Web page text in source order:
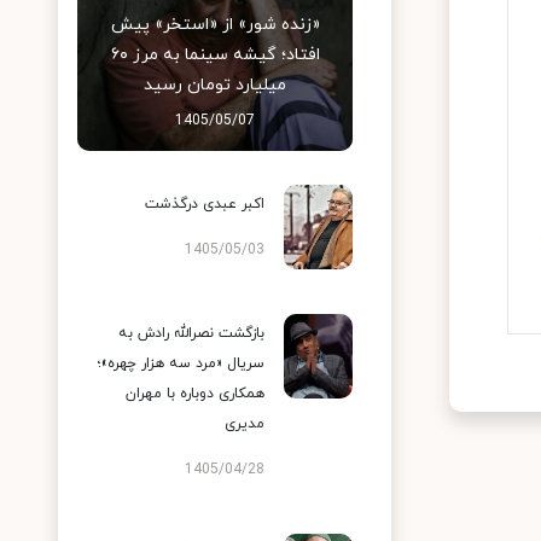
«زنده شور» از «استخر» پیش
افتاد؛ گیشه سینما به مرز ۶۰
میلیارد تومان رسید
1405/05/07
اکبر عبدی درگذشت
1405/05/03
بازگشت نصرالله رادش به
سریال «مرد سه هزار چهره»؛
همکاری دوباره با مهران
مدیری
1405/04/28